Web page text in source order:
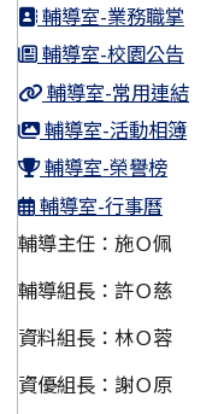
輔導室-業務職掌
輔導室-校園公告
輔導室-常用連結
輔導室-活動相簿
輔導室-榮譽榜
輔導室-行事曆
輔導主任：施Ｏ佩
輔導組長：許Ｏ慈
資料組長：林Ｏ蓉
資優組長：謝Ｏ原